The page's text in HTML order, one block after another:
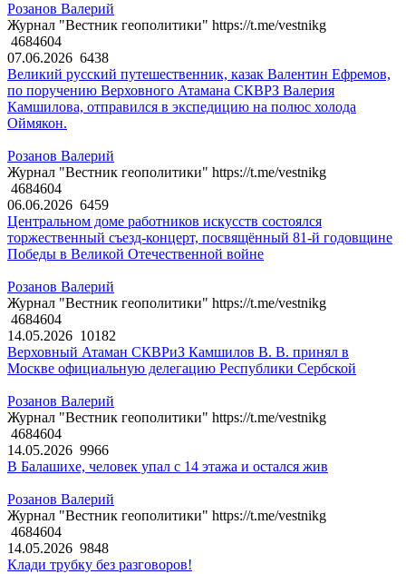
Розанов Валерий
Журнал "Вестник геополитики" https://t.me/vestnikg
4684604
07.06.2026 6438
Великий русский путешественник, казак Валентин Ефремов,
по поручению Верховного Атамана СКВРЗ Валерия
Камшилова, отправился в экспедицию на полюс холода
Оймякон.
Розанов Валерий
Журнал "Вестник геополитики" https://t.me/vestnikg
4684604
06.06.2026 6459
Центральном доме работников искусств состоялся
торжественный съезд-концерт, посвящённый 81-й годовщине
Победы в Великой Отечественной войне
Розанов Валерий
Журнал "Вестник геополитики" https://t.me/vestnikg
4684604
14.05.2026 10182
Верховный Атаман СКВРиЗ Камшилов В. В. принял в
Москве официальную делегацию Республики Сербской
Розанов Валерий
Журнал "Вестник геополитики" https://t.me/vestnikg
4684604
14.05.2026 9966
В Балашихе, человек упал с 14 этажа и остался жив
Розанов Валерий
Журнал "Вестник геополитики" https://t.me/vestnikg
4684604
14.05.2026 9848
Клади трубку без разговоров!